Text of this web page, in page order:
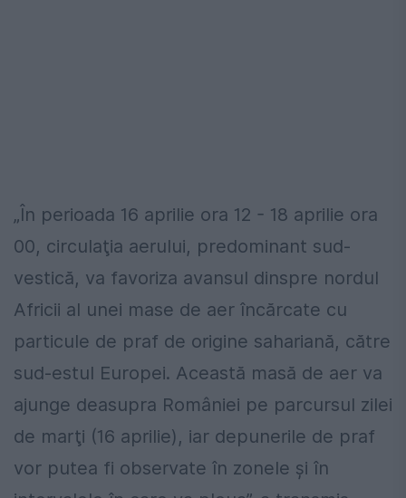
„În perioada 16 aprilie ora 12 - 18 aprilie ora
00, circulaţia aerului, predominant sud-
vestică, va favoriza avansul dinspre nordul
Africii al unei mase de aer încărcate cu
particule de praf de origine sahariană, către
sud-estul Europei. Această masă de aer va
ajunge deasupra României pe parcursul zilei
de marţi (16 aprilie), iar depunerile de praf
vor putea fi observate în zonele şi în